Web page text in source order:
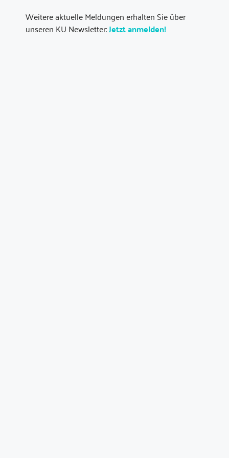
Weitere aktuelle Meldungen erhalten Sie über
unseren KU Newsletter:Jetzt anmelden!